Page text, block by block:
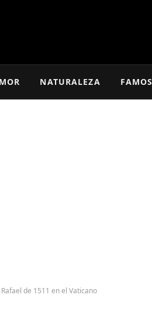
NATURALEZA
de 1511 en el Vaticano